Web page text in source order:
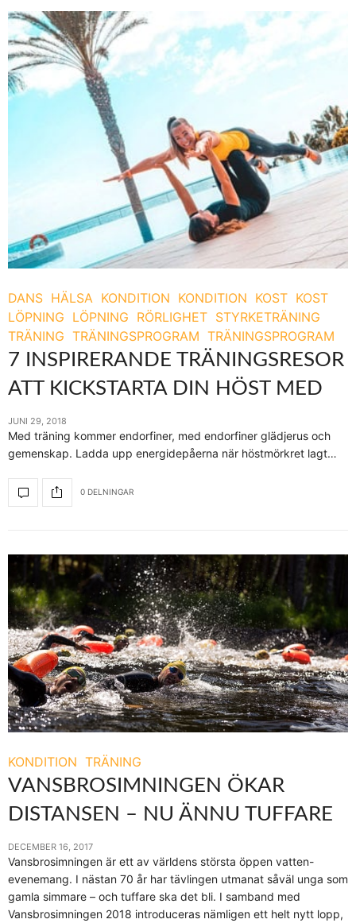
DANS HÄLSA KONDITION KONDITION KOST KOST
LÖPNING LÖPNING RÖRLIGHET STYRKETRÄNING
TRÄNING TRÄNINGSPROGRAM TRÄNINGSPROGRAM
7 INSPIRERANDE TRÄNINGSRESOR
ATT KICKSTARTA DIN HÖST MED
JUNI 29, 2018
Med träning kommer endorfiner, med endorfiner glädjerus och
gemenskap. Ladda upp energidepåerna när höstmörkret lagt…
0 DELNINGAR
KONDITION TRÄNING
VANSBROSIMNINGEN ÖKAR
DISTANSEN – NU ÄNNU TUFFARE
DECEMBER 16, 2017
Vansbrosimningen är ett av världens största öppen vatten-
evenemang. I nästan 70 år har tävlingen utmanat såväl unga som
gamla simmare – och tuffare ska det bli. I samband med
Vansbrosimningen 2018 introduceras nämligen ett helt nytt lopp,